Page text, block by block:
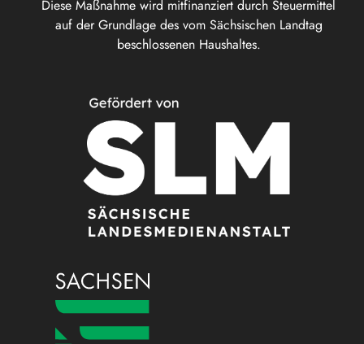
Diese Maßnahme wird mitfinanziert durch Steuermittel
auf der Grundlage des vom Sächsischen Landtag
beschlossenen Haushaltes.